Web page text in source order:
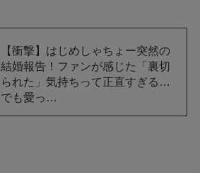
【衝撃】はじめしゃちょー突然の
結婚報告！ファンが感じた「裏切
られた」気持ちって正直すぎる…
でも愛っ…